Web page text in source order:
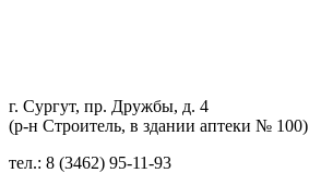
г. Сургут, пр. Дружбы, д. 4
(р-н Строитель, в здании аптеки № 100)
тел.: 8 (3462) 95-11-93